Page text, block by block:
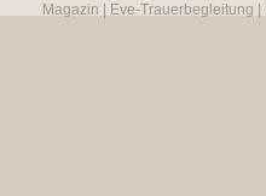
Magazin
Eve-Trauerbegleitung